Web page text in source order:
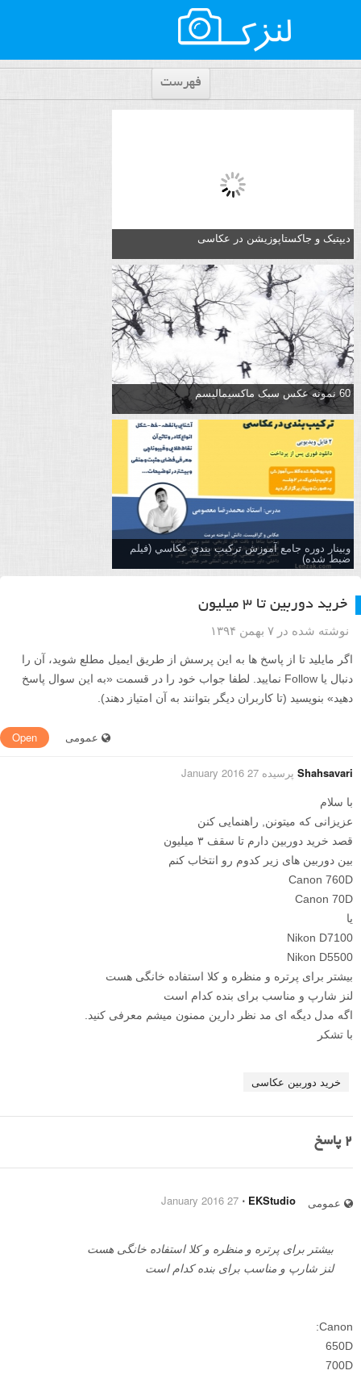
فهرست
دیپتیک و جاکستا‌پوزیشن در عکاسی
60 نمونه عکس سبک ماکسیمالیسم
وبینار دوره جامع آموزش تركيب بندي عكاسي (فیلم
ضبط شده)
خرید دوربین تا ۳ میلیون
نوشته شده در ۷ بهمن ۱۳۹۴
اگر مایلید تا از پاسخ ها به این پرسش از طریق ایمیل مطلع شوید، آن را
دنبال یا Follow نمایید. لطفا جواب خود را در قسمت «به این سوال پاسخ
دهید» بنویسید (تا کاربران دیگر بتوانند به آن امتیاز دهند).
Open عمومی
Shahsavari پرسیده 27 January 2016
با سلام
عزیزانی که میتونن, راهنمایی کنن
قصد خرید دوربین دارم تا سقف ۳ میلیون
بین دوربین های زیر کدوم رو انتخاب کنم
Canon 760D
Canon 70D
یا
Nikon D7100
Nikon D5500
بیشتر برای پرتره و منظره و کلا استفاده خانگی هست
لنز شارپ و مناسب برای بنده کدام است
اگه مدل دیگه ای مد نظر دارین ممنون میشم معرفی کنید.
با تشکر
خرید دوربین عکاسی
2 پاسخ
عمومی EKStudio
⋅
27 January 2016
بیشتر برای پرتره و منظره و کلا استفاده خانگی هست
لنز شارپ و مناسب برای بنده کدام است
Canon:
650D
700D